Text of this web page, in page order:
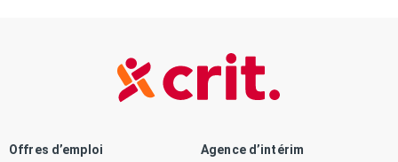
Offres d’emploi Agence d’intérim